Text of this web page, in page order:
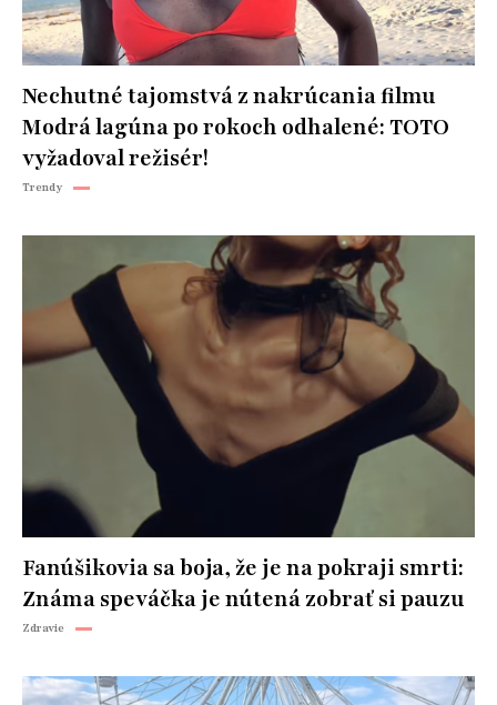
Nechutné tajomstvá z nakrúcania filmu
Modrá lagúna po rokoch odhalené: TOTO
vyžadoval režisér!
Trendy
Fanúšikovia sa boja, že je na pokraji smrti:
Známa speváčka je nútená zobrať si pauzu
Zdravie